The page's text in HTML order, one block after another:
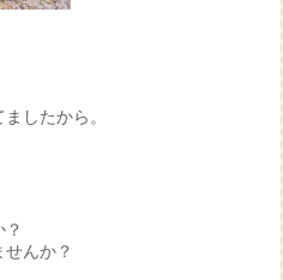
したから。
んか？